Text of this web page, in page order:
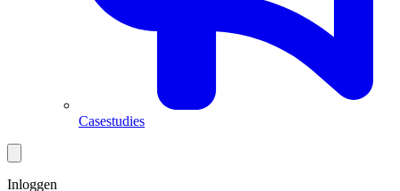
Casestudies
Inloggen